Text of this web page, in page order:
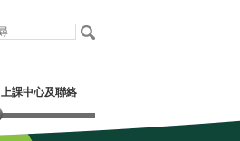
上課中心及聯絡